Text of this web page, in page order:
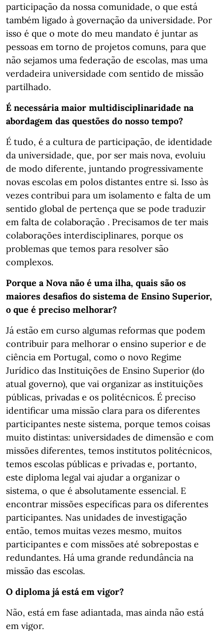
participação da nossa comunidade, o que está
também ligado à governação da universidade. Por
isso é que o mote do meu mandato é juntar as
pessoas em torno de projetos comuns, para que
não sejamos uma federação de escolas, mas uma
verdadeira universidade com sentido de missão
partilhado.
É necessária maior multidisciplinaridade na
abordagem das questões do nosso tempo?
É tudo, é a cultura de participação, de identidade
da universidade, que, por ser mais nova, evoluiu
de modo diferente, juntando progressivamente
novas escolas em polos distantes entre si. Isso às
vezes contribui para um isolamento e falta de um
sentido global de pertença que se pode traduzir
em falta de colaboração . Precisamos de ter mais
colaborações interdisciplinares, porque os
problemas que temos para resolver são
complexos.
Porque a Nova não é uma ilha, quais são os
maiores desafios do sistema de Ensino Superior,
o que é preciso melhorar?
Já estão em curso algumas reformas que podem
contribuir para melhorar o ensino superior e de
ciência em Portugal, como o novo Regime
Jurídico das Instituições de Ensino Superior (do
atual governo), que vai organizar as instituições
públicas, privadas e os politécnicos. É preciso
identificar uma missão clara para os diferentes
participantes neste sistema, porque temos coisas
muito distintas: universidades de dimensão e com
missões diferentes, temos institutos politécnicos,
temos escolas públicas e privadas e, portanto,
este diploma legal vai ajudar a organizar o
sistema, o que é absolutamente essencial. E
encontrar missões específicas para os diferentes
participantes. Nas unidades de investigação
então, temos muitas vezes mesmo, muitos
participantes e com missões até sobrepostas e
redundantes. Há uma grande redundância na
missão das escolas.
O diploma já está em vigor?
Não, está em fase adiantada, mas ainda não está
em vigor.